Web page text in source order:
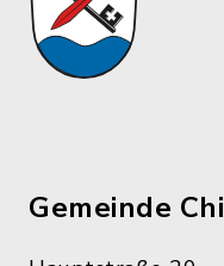
Gemeinde